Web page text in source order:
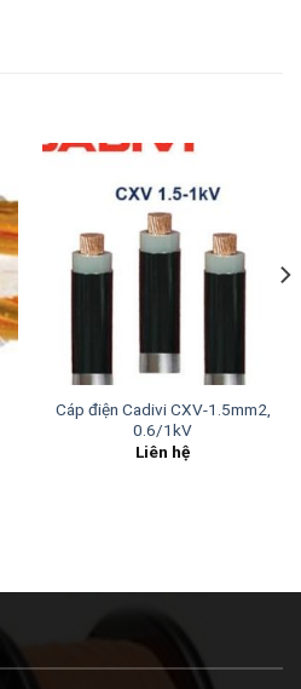
Cáp điện Cadivi CXV-1.5mm2,
0.6/1kV
Liên hệ